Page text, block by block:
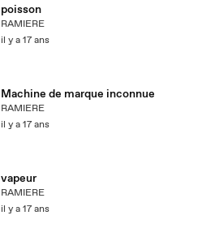
poisson
RAMIERE
il y a 17 ans
Machine de marque inconnue
RAMIERE
il y a 17 ans
vapeur
RAMIERE
il y a 17 ans